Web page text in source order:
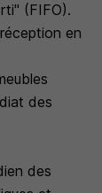
(FIFO).
en
des
des